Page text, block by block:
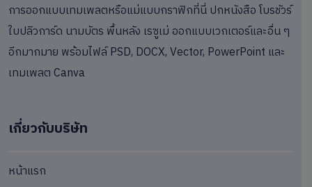
การออกแบบเทมเพลตหรือแม่แบบกราฟิกที่นี่ ปกหนังสือ โบรชัวร์
ใบปลิวการ์ด นามบัตร พื้นหลัง เรซูเม่ ออกแบบเวกเตอร์และอื่น ๆ
อีกมากมาย พร้อมไฟล์ PSD, DOCX, Vector, PowerPoint และ
เทมเพลต Canva
เกี่ยวกับบริษัท
หน้าแรก